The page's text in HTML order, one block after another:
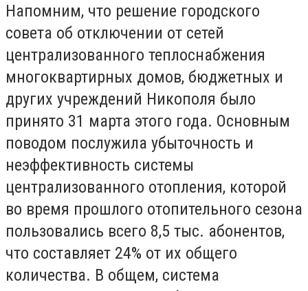
Напомним, что решение городского
совета об отключении от сетей
централизованного теплоснабжения
многоквартирных домов, бюджетных и
других учреждений Никополя было
принято 31 марта этого года. Основным
поводом послужила убыточность и
неэффективность системы
централизованного отопления, которой
во время прошлого отопительного сезона
пользовались всего 8,5 тыс. абонентов,
что составляет 24% от их общего
количества. В общем, система